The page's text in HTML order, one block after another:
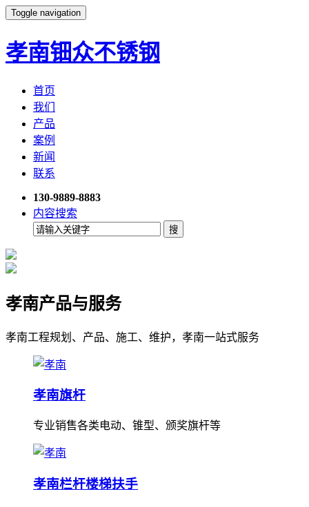
Toggle navigation
孝南钿众不锈钢
首页
我们
产品
案例
新闻
联系
130-9889-8883
内容搜索
孝南产品与服务
孝南工程规划、产品、施工、维护，孝南一站式服务
孝南旗杆
专业销售各类电动、锥型、颁奖旗杆等
孝南栏杆楼梯扶手